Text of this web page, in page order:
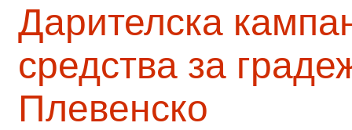
Дарителска
средства за
Плевенско